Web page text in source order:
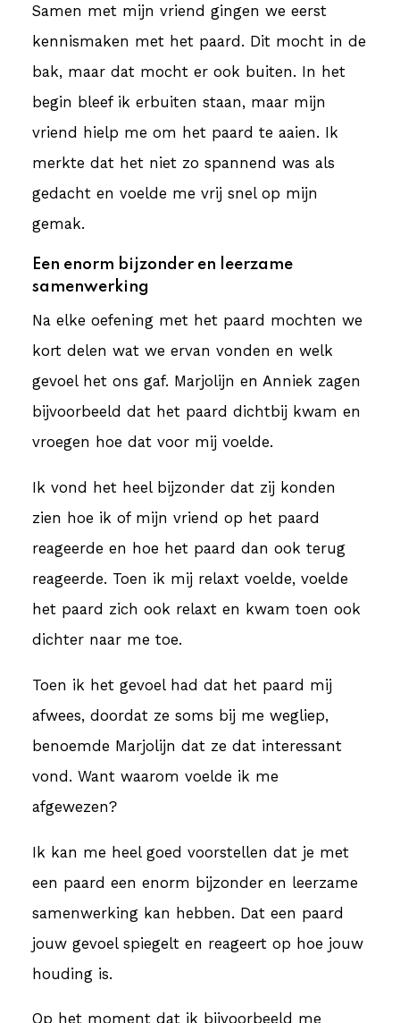
Samen met mijn vriend gingen we eerst
kennismaken met het paard. Dit mocht in de
bak, maar dat mocht er ook buiten. In het
begin bleef ik erbuiten staan, maar mijn
vriend hielp me om het paard te aaien. Ik
merkte dat het niet zo spannend was als
gedacht en voelde me vrij snel op mijn
gemak.
Een enorm bijzonder en leerzame
samenwerking
Na elke oefening met het paard mochten we
kort delen wat we ervan vonden en welk
gevoel het ons gaf. Marjolijn en Anniek zagen
bijvoorbeeld dat het paard dichtbij kwam en
vroegen hoe dat voor mij voelde.
Ik vond het heel bijzonder dat zij konden
zien hoe ik of mijn vriend op het paard
reageerde en hoe het paard dan ook terug
reageerde. Toen ik mij relaxt voelde, voelde
het paard zich ook relaxt en kwam toen ook
dichter naar me toe.
Toen ik het gevoel had dat het paard mij
afwees, doordat ze soms bij me wegliep,
benoemde Marjolijn dat ze dat interessant
vond. Want waarom voelde ik me
afgewezen?
Ik kan me heel goed voorstellen dat je met
een paard een enorm bijzonder en leerzame
samenwerking kan hebben. Dat een paard
jouw gevoel spiegelt en reageert op hoe jouw
houding is.
Op het moment dat ik bijvoorbeeld me